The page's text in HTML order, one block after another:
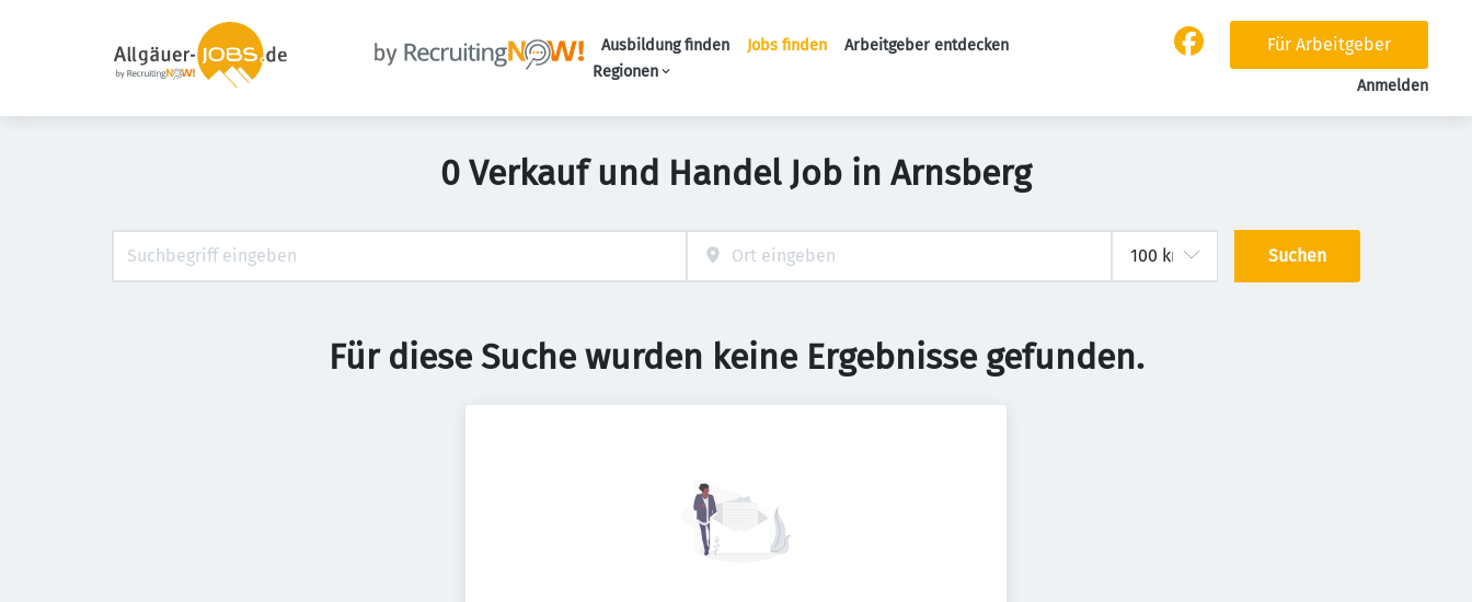
Ausbildung finden Jobs finden
Arbeitgeber entdecken
Regionen
Für Arbeitgeber
Anmelden
0 Verkauf und Handel Job in Arnsberg
Suchen
Für diese Suche wurden keine Ergebnisse gefunden.